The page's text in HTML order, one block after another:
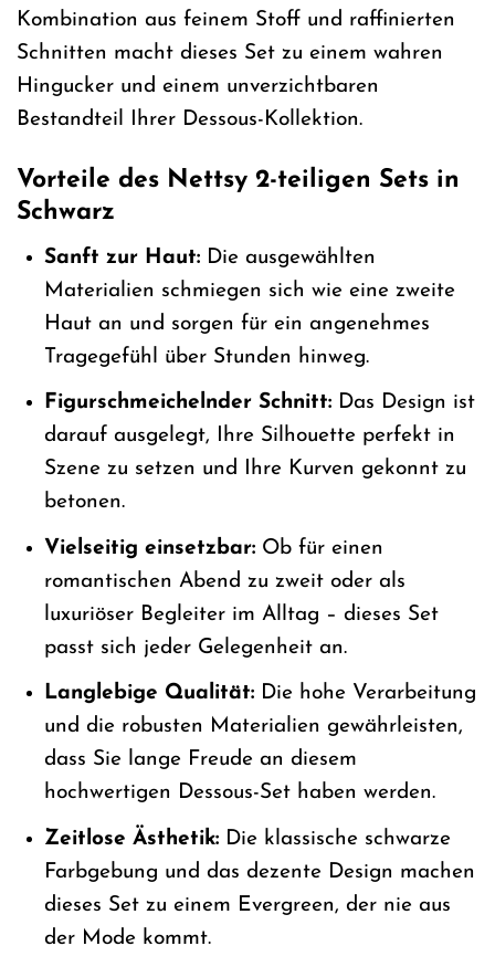
Kombination aus feinem Stoff und raffinierten
Schnitten macht dieses Set zu einem wahren
Hingucker und einem unverzichtbaren
Bestandteil Ihrer Dessous-Kollektion.
Vorteile des Nettsy 2-teiligen Sets in
Schwarz
Sanft zur Haut:Die ausgewählten
Materialien schmiegen sich wie eine zweite
Haut an und sorgen für ein angenehmes
Tragegefühl über Stunden hinweg.
Figurschmeichelnder Schnitt:Das Design ist
darauf ausgelegt, Ihre Silhouette perfekt in
Szene zu setzen und Ihre Kurven gekonnt zu
betonen.
Vielseitig einsetzbar:Ob für einen
romantischen Abend zu zweit oder als
luxuriöser Begleiter im Alltag – dieses Set
passt sich jeder Gelegenheit an.
Langlebige Qualität:Die hohe Verarbeitung
und die robusten Materialien gewährleisten,
dass Sie lange Freude an diesem
hochwertigen Dessous-Set haben werden.
Zeitlose Ästhetik:Die klassische schwarze
Farbgebung und das dezente Design machen
dieses Set zu einem Evergreen, der nie aus
der Mode kommt.